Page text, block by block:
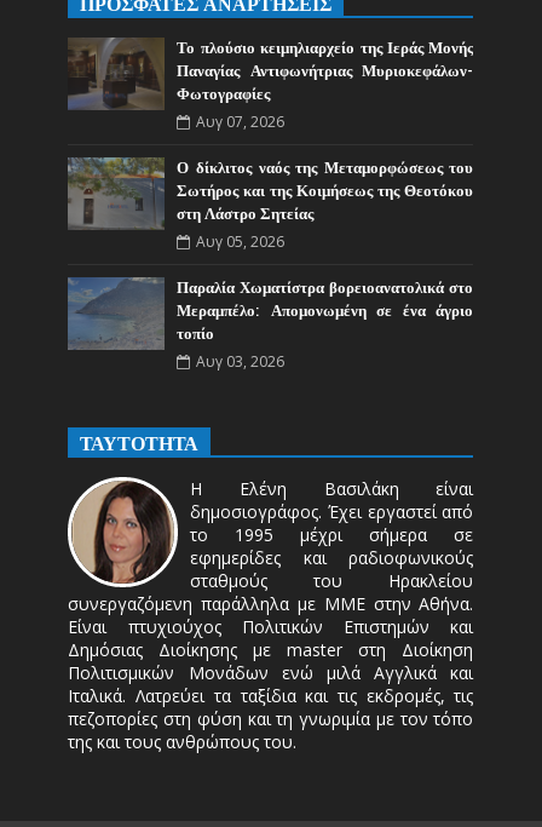
ΠΡΟΣΦΑΤΕΣ ΑΝΑΡΤΗΣΕΙΣ
Το πλούσιο κειμηλιαρχείο της Ιεράς Μονής
Παναγίας Αντιφωνήτριας Μυριοκεφάλων-
Φωτογραφίες
Αυγ 07, 2026
Ο δίκλιτος ναός της Μεταμορφώσεως του
Σωτήρος και της Κοιμήσεως της Θεοτόκου
στη Λάστρο Σητείας
Αυγ 05, 2026
Παραλία Χωματίστρα βορειοανατολικά στο
Μεραμπέλο: Απομονωμένη σε ένα άγριο
τοπίο
Αυγ 03, 2026
ΤΑΥΤΟΤΗΤΑ
Η Ελένη Βασιλάκη είναι
δημοσιογράφος. Έχει εργαστεί από
το 1995 μέχρι σήμερα σε
εφημερίδες και ραδιοφωνικούς
σταθμούς του Ηρακλείου
συνεργαζόμενη παράλληλα με ΜΜΕ στην Αθήνα.
Είναι πτυχιούχος Πολιτικών Επιστημών και
Δημόσιας Διοίκησης με master στη Διοίκηση
Πολιτισμικών Μονάδων ενώ μιλά Αγγλικά και
Ιταλικά. Λατρεύει τα ταξίδια και τις εκδρομές, τις
πεζοπορίες στη φύση και τη γνωριμία με τον τόπο
της και τους ανθρώπους του.